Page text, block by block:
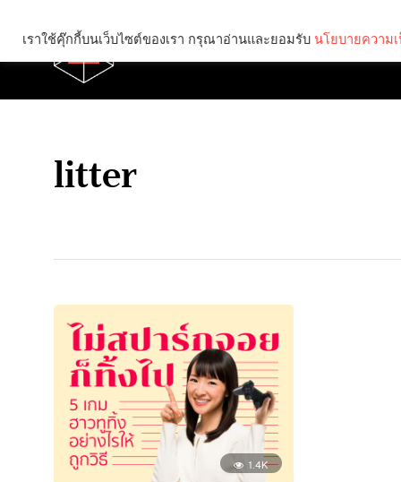
litter
1.4K
เราใช้คุ๊กกี้บนเว็บไซต์ของเรา กรุณาอ่านและยอมรับ นโยบายความ